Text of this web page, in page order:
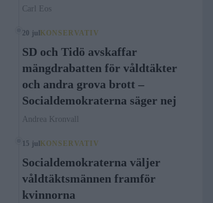
Carl Eos
20 jul KONSERVATIV
SD och Tidö avskaffar
mängdrabatten för våldtäkter
och andra grova brott –
Socialdemokraterna säger nej
Andrea Kronvall
15 jul KONSERVATIV
Socialdemokraterna väljer
våldtäktsmännen framför
kvinnorna